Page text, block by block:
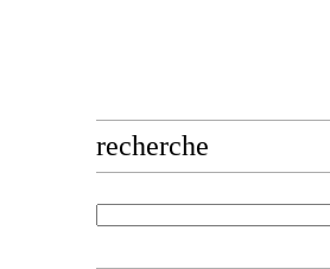
recherche